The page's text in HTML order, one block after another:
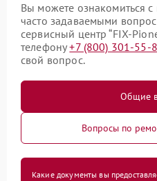
Вы можете ознакомиться
часто задаваемыми
сервисный центр “FIX-
телефону+7 (800) 301-55-
свой вопрос.
Общие
Вопросы по
Какие документы вы